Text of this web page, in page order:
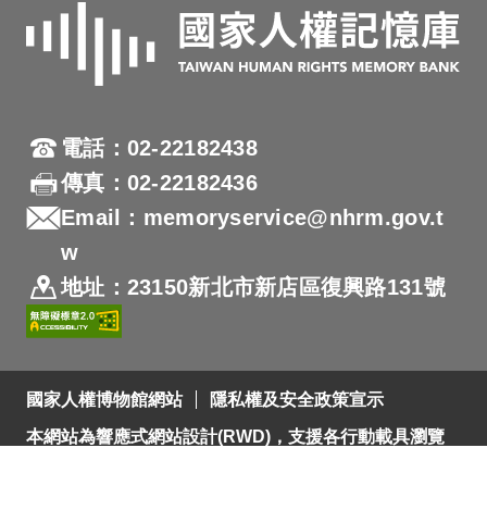
電話：02-22182438
傳真：02-22182436
Email：memoryservice@nhrm.gov.t
w
地址：23150新北市新店區復興路131號
國家人權博物館網站
隱私權及安全政策宣示
本網站為響應式網站設計(RWD)，支援各行動載具瀏覽